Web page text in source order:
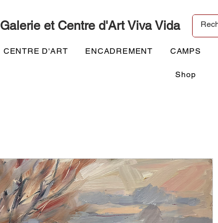
Galerie et Centre d'Art Viva Vida
CENTRE D'ART ENCADREMENT CAMPS
Shop